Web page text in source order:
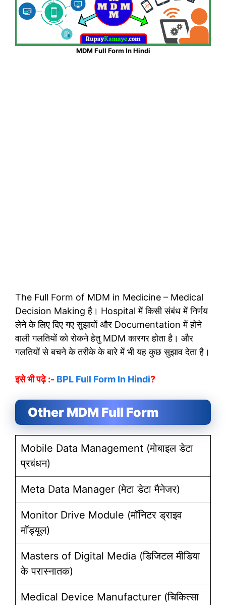
MDM Full Form In Hindi
The Full Form of MDM in Medicine – Medical
Decision Making है। Hospital में किसी संबंध में निर्णय
लेने के लिए दिए गए सुझावों और Documentation में होने
वाली गलतियों को रोकने हेतु MDM कारगर होता है। और
गलतियों से बचने के तरीके के बारे में भी यह कुछ सुझाव देता है।
इसे भी पढ़े :- BPL Full Form In Hindi?
Other MDM Full Form
Mobile Data Management (मोबाइल डेटा
प्रबंधन)
Meta Data Manager (मेटा डेटा मैनेजर)
Monitor Drive Module (मॉनिटर ड्राइव
मॉड्यूल)
Masters of Digital Media (डिजिटल मीडिया
के परास्नातक)
Medical Device Manufacturer (चिकित्सा